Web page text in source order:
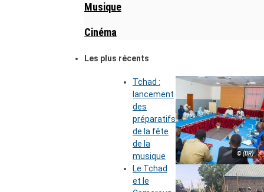
Musique
Cinéma
Les plus récents
© (DR)
Tchad :
lancement
des
préparatifs
de la fête
de la
musique
Le Tchad
et le